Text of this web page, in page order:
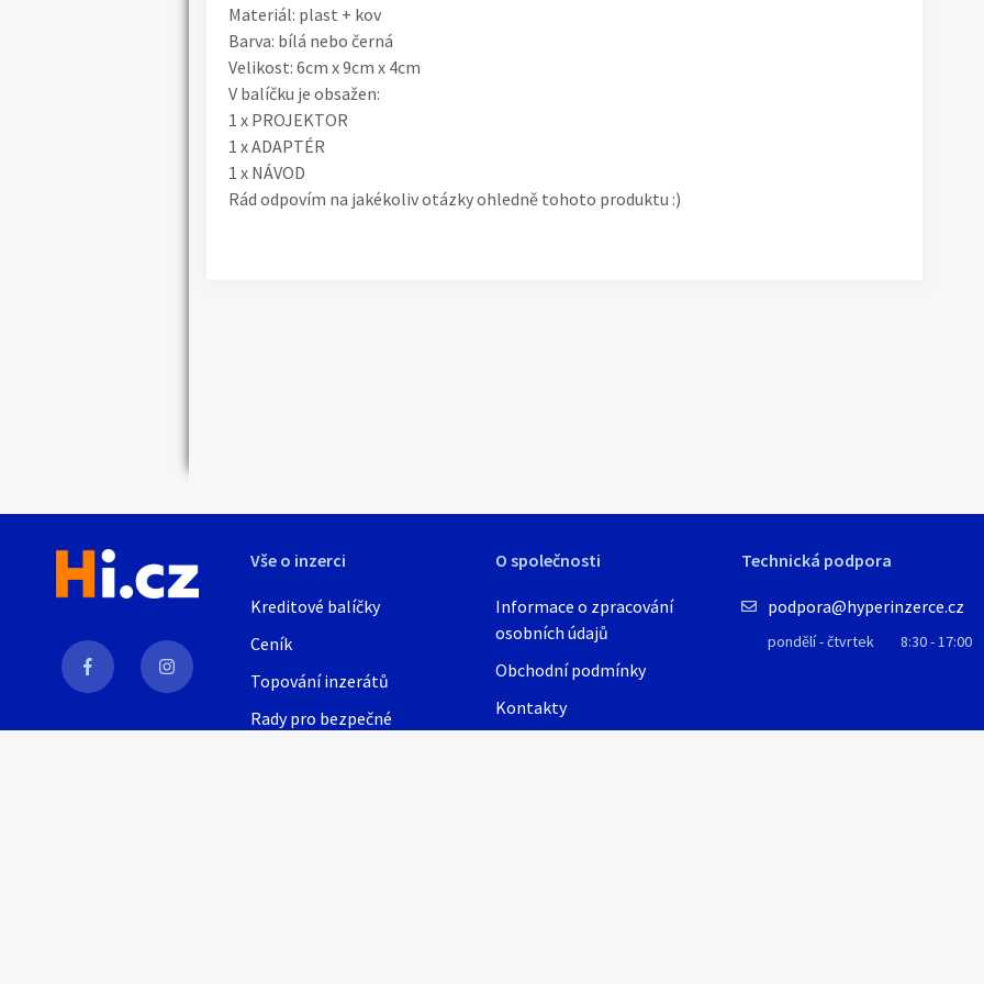
Materiál: plast + kov
Barva: bílá nebo černá
Velikost: 6cm x 9cm x 4cm
V balíčku je obsažen:
1 x PROJEKTOR
1 x ADAPTÉR
1 x NÁVOD
Rád odpovím na jakékoliv otázky ohledně tohoto produktu :)
Vše o inzerci
Kreditové balíčky
Ceník
Topování inzerátů
Rady pro bezpečné
O společnosti
Informace o zpracování
osobních údajů
Obchodní podmínky
Kontakty
Technická podpora
podpora@hyperinzerce.cz
pondělí - čtvrtek 8:30 - 17:00